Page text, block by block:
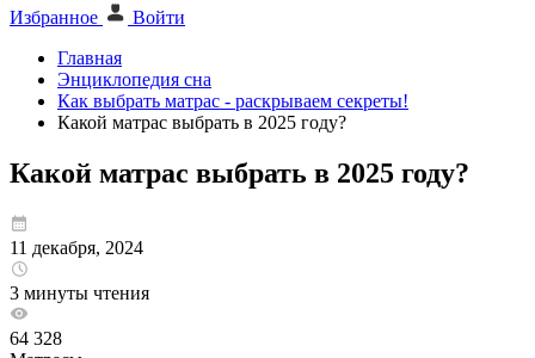
Избранное
Войти
Главная
Энциклопедия сна
Как выбрать матрас - раскрываем секреты!
Какой матрас выбрать в 2025 году?
Какой матрас выбрать в 2025 году?
11 декабря, 2024
3 минуты чтения
64 328